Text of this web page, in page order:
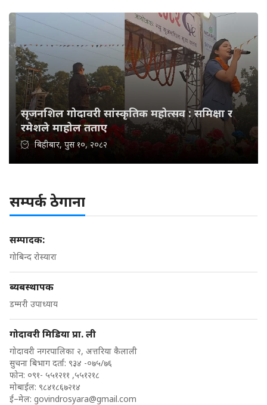
सृजनशिल गोदावरी सांस्कृतिक महोत्सव : समिक्षा र
रमेशले माहोल तताए
बिहीबार, पुस १०, २०८२
सम्पर्क ठेगाना
सम्पादक:
गोबिन्द रोस्यारा
ब्यबस्थापक
डम्मरी उपाध्याय
गोदावरी मिडिया प्रा. ली
गोदावरी नगरपालिका २, अत्तरिया कैलाली
सुचना बिभाग दर्ता: ९३४ -०७५/७६
फोन: ०९१- ५५१२११ ,५५१२१८
मोबाईल: ९८४१८६७२१४
ई–मेल: govindrosyara@gmail.com